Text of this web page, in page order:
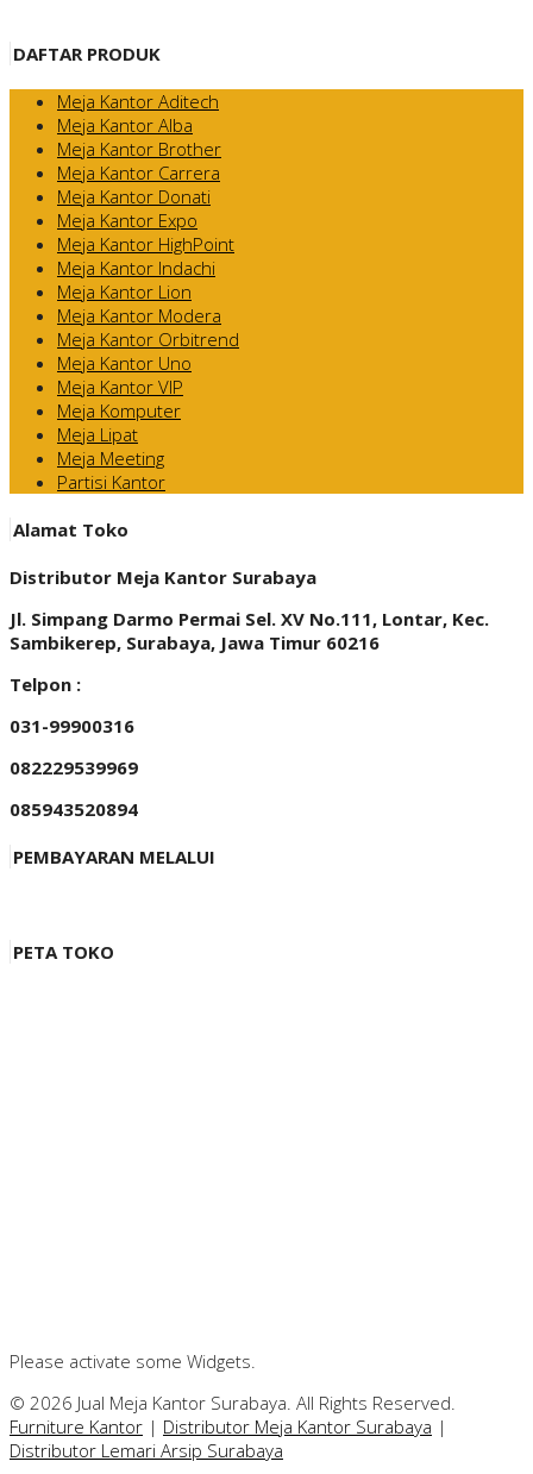
DAFTAR PRODUK
Meja Kantor Aditech
Meja Kantor Alba
Meja Kantor Brother
Meja Kantor Carrera
Meja Kantor Donati
Meja Kantor Expo
Meja Kantor HighPoint
Meja Kantor Indachi
Meja Kantor Lion
Meja Kantor Modera
Meja Kantor Orbitrend
Meja Kantor Uno
Meja Kantor VIP
Meja Komputer
Meja Lipat
Meja Meeting
Partisi Kantor
Alamat Toko
Distributor Meja Kantor Surabaya
Jl. Simpang Darmo Permai Sel. XV No.111, Lontar, Kec.
Sambikerep, Surabaya, Jawa Timur 60216
Telpon :
031-99900316
082229539969
085943520894
PEMBAYARAN MELALUI
PETA TOKO
Please activate some Widgets.
© 2026 Jual Meja Kantor Surabaya. All Rights Reserved.
Furniture Kantor | Distributor Meja Kantor Surabaya |
Distributor Lemari Arsip Surabaya